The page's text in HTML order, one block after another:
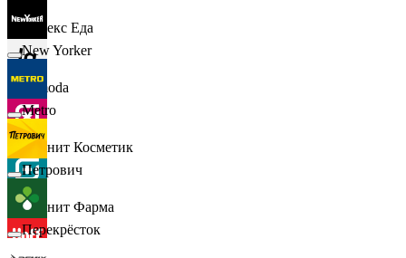
Яндекс Еда
Lamoda
Магнит Косметик
Магнит Фарма
New Yorker
Metro
Петрович
Перекрёсток